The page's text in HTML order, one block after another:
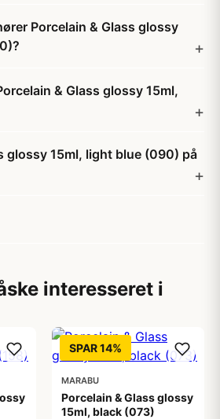
Porcelain & Glass glossy
& Glass glossy 15ml,
glossy 15ml, light blue (090) på
interesseret i
SPAR 14%
MARABU
Porcelain & Glass glossy
15ml, black (073)